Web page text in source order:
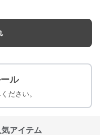
ル
ださい。
アイテム